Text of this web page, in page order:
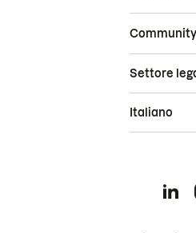
Community
Settore
Italiano